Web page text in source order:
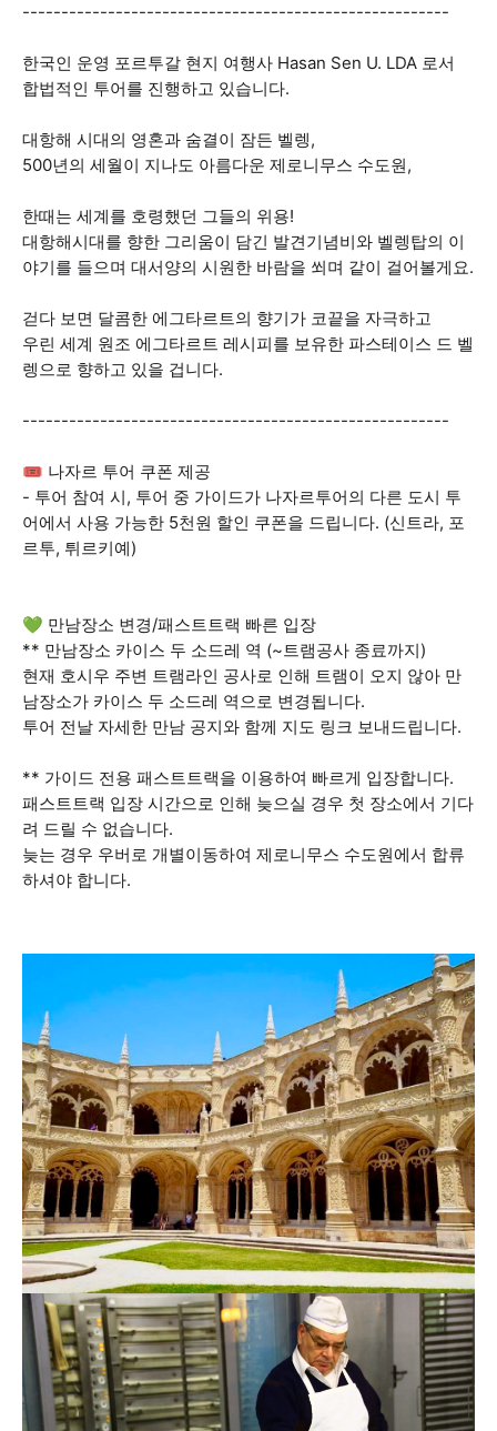
-------------------------------------------------------
한국인 운영 포르투갈 현지 여행사 Hasan Sen U. LDA 로서
합법적인 투어를 진행하고 있습니다.
대항해 시대의 영혼과 숨결이 잠든 벨렝,
500년의 세월이 지나도 아름다운 제로니무스 수도원,
한때는 세계를 호령했던 그들의 위용!
대항해시대를 향한 그리움이 담긴 발견기념비와 벨렝탑의 이
야기를 들으며 대서양의 시원한 바람을 쐬며 같이 걸어볼게요.
걷다 보면 달콤한 에그타르트의 향기가 코끝을 자극하고
우린 세계 원조 에그타르트 레시피를 보유한 파스테이스 드 벨
렝으로 향하고 있을 겁니다.
-------------------------------------------------------
🎟️ 나자르 투어 쿠폰 제공
- 투어 참여 시, 투어 중 가이드가 나자르투어의 다른 도시 투
어에서 사용 가능한 5천원 할인 쿠폰을 드립니다. (신트라, 포
르투, 튀르키예)
💚 만남장소 변경/패스트트랙 빠른 입장
** 만남장소 카이스 두 소드레 역 (~트램공사 종료까지)
현재 호시우 주변 트램라인 공사로 인해 트램이 오지 않아 만
남장소가 카이스 두 소드레 역으로 변경됩니다.
투어 전날 자세한 만남 공지와 함께 지도 링크 보내드립니다.
** 가이드 전용 패스트트랙을 이용하여 빠르게 입장합니다.
패스트트랙 입장 시간으로 인해 늦으실 경우 첫 장소에서 기다
려 드릴 수 없습니다.
늦는 경우 우버로 개별이동하여 제로니무스 수도원에서 합류
하셔야 합니다.